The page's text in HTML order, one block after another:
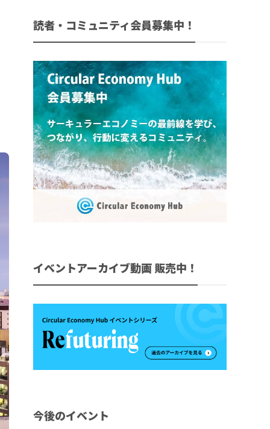
読者・コミュニティ会員募集中！
イベントアーカイブ動画 販売中！
今後のイベント